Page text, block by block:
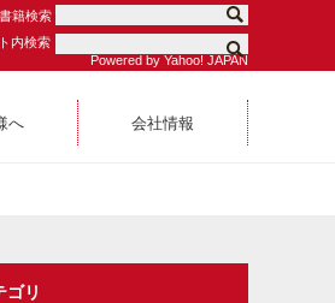
書籍検索
内検索
Powered by Yahoo! JAPAN
へ 会社情報
ゴリ